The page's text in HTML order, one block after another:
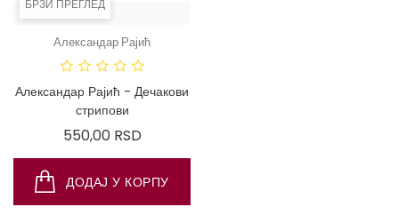
БРЗИ ПРЕГЛЕД
Александар Рајић
Александар Рајић - Дечакови
стрипови
550,00 RSDЦена
ДОДАЈ У КОРПУ